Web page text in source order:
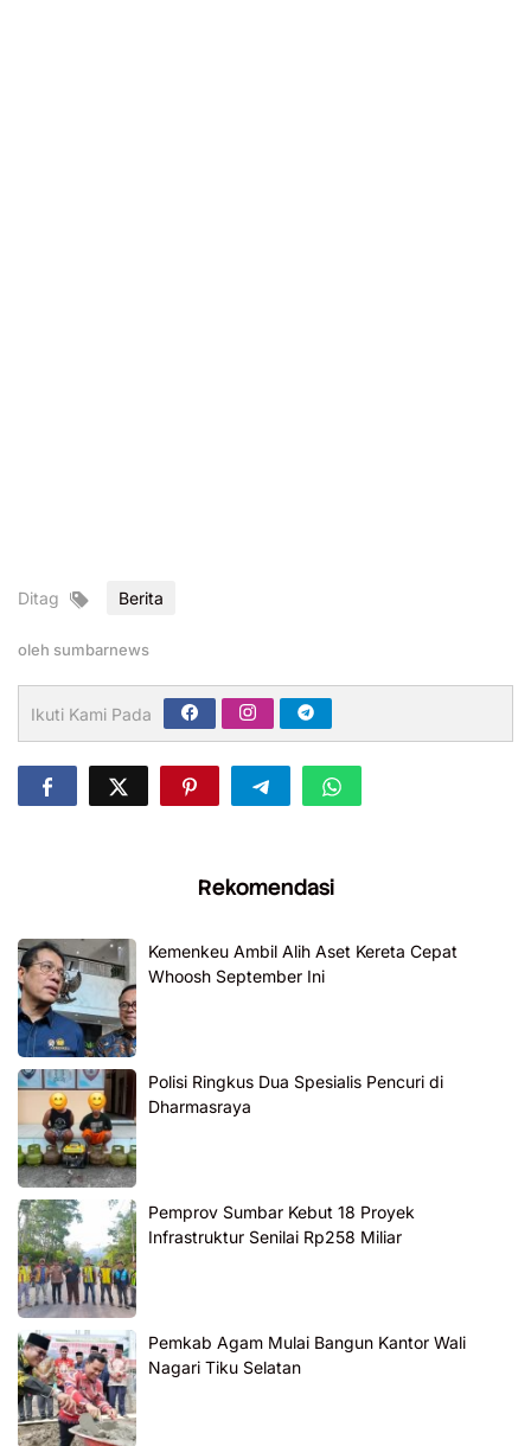
Ditag Berita
oleh sumbarnews
Ikuti Kami Pada
Rekomendasi
Kemenkeu Ambil Alih Aset Kereta Cepat
Whoosh September Ini
Polisi Ringkus Dua Spesialis Pencuri di
Dharmasraya
Pemprov Sumbar Kebut 18 Proyek
Infrastruktur Senilai Rp258 Miliar
Pemkab Agam Mulai Bangun Kantor Wali
Nagari Tiku Selatan